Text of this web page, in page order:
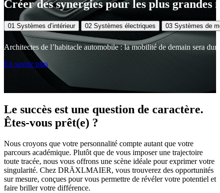
Créer des synergies pour les plus grandes
01 Systèmes d’intérieur 02 Systèmes électriques 03 Systèmes de
Architectes de l’habitacle automobile : la mobilité de demain sera
En savoir plus
Le succès est une question de caractère.
Êtes-vous prêt(e) ?
Nous croyons que votre personnalité compte autant que votre
parcours académique. Plutôt que de vous imposer une trajectoire
toute tracée, nous vous offrons une scène idéale pour exprimer votre
singularité. Chez DRÄXLMAIER, vous trouverez des opportunités
sur mesure, conçues pour vous permettre de révéler votre potentiel et
faire briller votre différence.